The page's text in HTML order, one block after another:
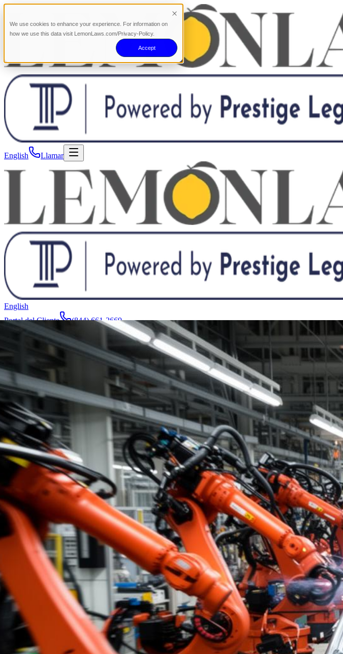
We use cookies to enhance your experience. For information on
how we use this data visit LemonLaws.com/Privacy-Policy.
Accept
English Llamar
English
Portal del Cliente
(844) 661-2669
Abogados y Equipo
Áreas de Servicio
Más
Contacto